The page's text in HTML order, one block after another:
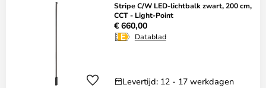
Stripe C/W LED-lichtbalk zwart, 200 cm,
CCT - Light-Point
€ 660,00
Datablad
Levertijd: 12 - 17 werkdagen